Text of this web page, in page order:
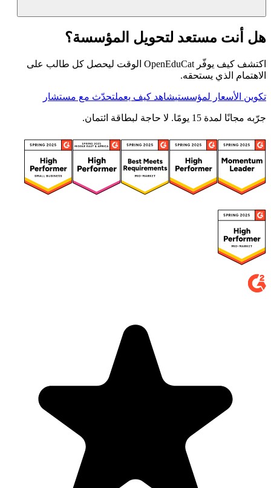
هل أنت مستعد لتحويل المؤسسة؟
اكتشف كيف يوفّر OpenEduCat الوقت ليحصل كل طالب على
الاهتمام الذي يستحقه.
تكوين الأسعار لمؤسستيشاهد كيف يعملتحدّث مع مستشار
جرّبه مجانًا لمدة 15 يومًا. لا حاجة لبطاقة ائتمان.